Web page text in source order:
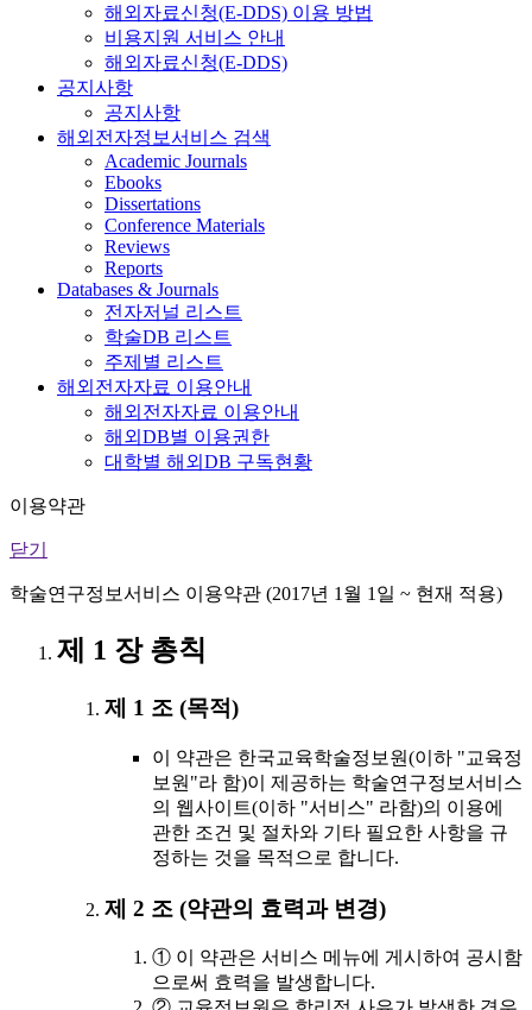
해외자료신청(E-DDS) 이용 방법
비용지원 서비스 안내
해외자료신청(E-DDS)
공지사항
공지사항
해외전자정보서비스 검색
Academic Journals
Ebooks
Dissertations
Conference Materials
Reviews
Reports
Databases & Journals
전자저널 리스트
학술DB 리스트
주제별 리스트
해외전자자료 이용안내
해외전자자료 이용안내
해외DB별 이용권한
대학별 해외DB 구독현황
이용약관
닫기
학술연구정보서비스 이용약관 (2017년 1월 1일 ~ 현재 적용)
제 1 장 총칙
제 1 조 (목적)
이 약관은 한국교육학술정보원(이하 "교육정
보원"라 함)이 제공하는 학술연구정보서비스
의 웹사이트(이하 "서비스" 라함)의 이용에
관한 조건 및 절차와 기타 필요한 사항을 규
정하는 것을 목적으로 합니다.
제 2 조 (약관의 효력과 변경)
① 이 약관은 서비스 메뉴에 게시하여 공시함
으로써 효력을 발생합니다.